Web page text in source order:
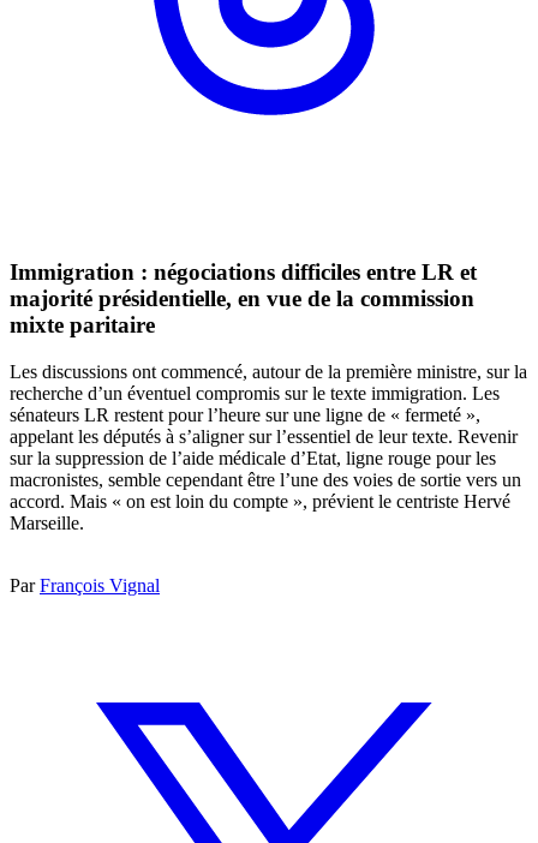
Immigration : négociations difficiles entre LR et
majorité présidentielle, en vue de la commission
mixte paritaire
Les discussions ont commencé, autour de la première ministre, sur la
recherche d’un éventuel compromis sur le texte immigration. Les
sénateurs LR restent pour l’heure sur une ligne de « fermeté »,
appelant les députés à s’aligner sur l’essentiel de leur texte. Revenir
sur la suppression de l’aide médicale d’Etat, ligne rouge pour les
macronistes, semble cependant être l’une des voies de sortie vers un
accord. Mais « on est loin du compte », prévient le centriste Hervé
Marseille.
ParFrançois Vignal